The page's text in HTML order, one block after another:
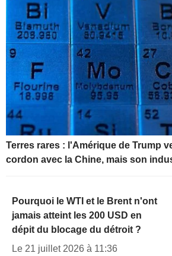
Terres rares : l'Amérique de Trump
cordon avec la Chine, mais son
Pourquoi le WTI et le Brent n'ont
jamais atteint les 200 USD en
dépit du blocage du détroit ?
Le 21 juillet 2026 à 11:36